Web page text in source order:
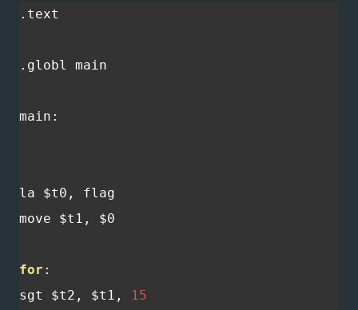
. text
. globl main
main :
la $t0 ,
flag
move $t1 , $0
for :
sgt $t2 , $t1 ,
15